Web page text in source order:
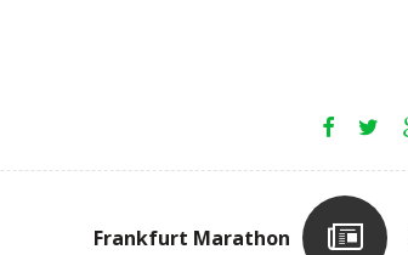
Frankfurt Marathon